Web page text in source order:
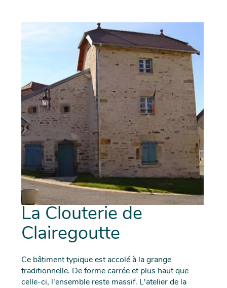
La Clouterie de
Clairegoutte
Ce bâtiment typique est accolé à la grange
traditionnelle. De forme carrée et plus haut que
celle-ci, l'ensemble reste massif. L'atelier de la